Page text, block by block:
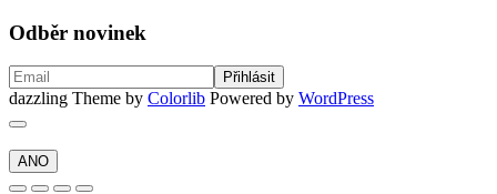
Odběr novinek
dazzling Theme by Colorlib Powered by WordPress
ANO